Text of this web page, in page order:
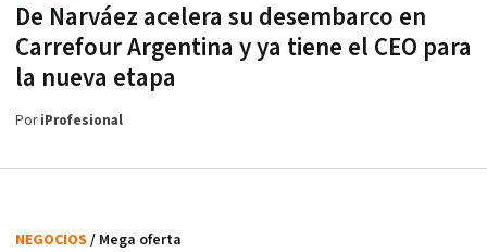
De Narváez acelera su desembarco en
Carrefour Argentina y ya tiene el CEO para
la nueva etapa
PoriProfesional
NEGOCIOS / Mega oferta